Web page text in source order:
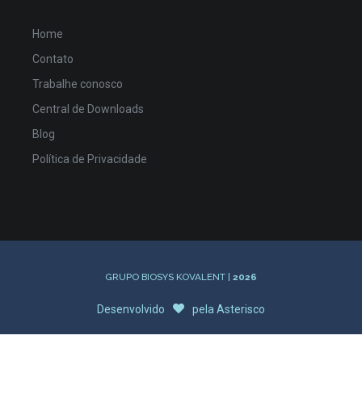
Home
Contato
Trabalhe conosco
Central de Downloads
Blog
Política de Privacidade
GRUPO BIOSYS KOVALENT | 2026
Desenvolvido pela Asterisco